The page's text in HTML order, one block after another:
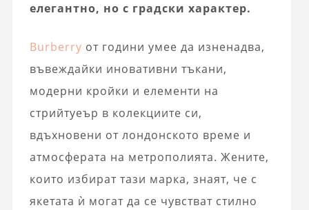
елегантно, но с градски характер.
Burberry от години умее да изненадва,
въвеждайки иновативни тъкани,
модерни кройки и елементи на
стрийтуеър в колекциите си,
вдъхновени от лондонското време и
атмосферата на метрополията. Жените,
които избират тази марка, знаят, че с
якетата ѝ могат да се чувстват стилно